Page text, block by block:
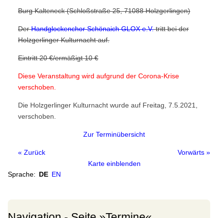
Europa
Nordamerika
Asien
Ozeanien
Afrika
Handglocken-Institutionen
Internationale Handglocken Symposia
Internationales Handglocken Symposium
Wörterbuch
Burg Kalteneck (Schloßstraße 25, 71088 Holzgerlingen)
DerHandglockenchor Schönaich GLOX e.V.tritt bei der
Holzgerlinger Kulturnacht auf.
Eintritt 20 €/ermäßigt 10 €
Diese Veranstaltung wird aufgrund der Corona-Krise
verschoben.
Die Holzgerlinger Kulturnacht wurde auf Freitag, 7.5.2021,
verschoben.
Zur Terminübersicht
« Zurück
Vorwärts »
Karte einblenden
Sprache: DE EN